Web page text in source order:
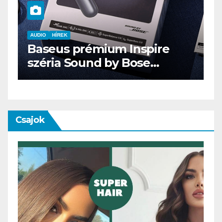
AUDIO HÍREK
Baseus prémium Inspire
széria Sound by Bose
technológiával
Csajok